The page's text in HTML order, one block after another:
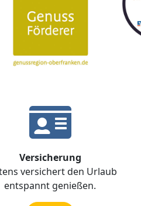
Versicherung
versichert den Urlaub
entspannt genießen.